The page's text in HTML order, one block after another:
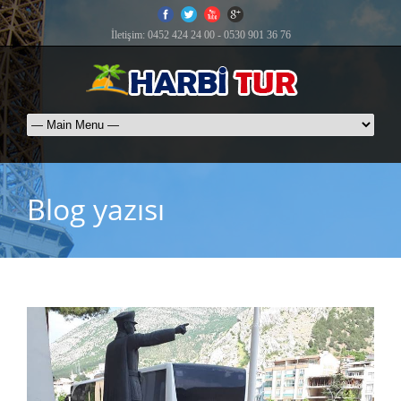
İletişim: 0452 424 24 00 - 0530 901 36 76
Blog yazısı